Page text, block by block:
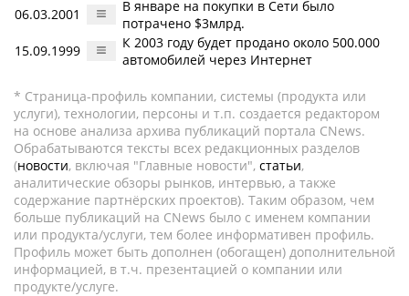
06.03.2001
В январе на покупки в Сети было
потрачено $3млрд.
15.09.1999
К 2003 году будет продано около 500.000
автомобилей через Интернет
* Страница-профиль компании, системы (продукта или
услуги), технологии, персоны и т.п. создается редактором
на основе анализа архива публикаций портала CNews.
Обрабатываются тексты всех редакционных разделов
(новости, включая "Главные новости", статьи,
аналитические обзоры рынков, интервью, а также
содержание партнёрских проектов). Таким образом, чем
больше публикаций на CNews было с именем компании
или продукта/услуги, тем более информативен профиль.
Профиль может быть дополнен (обогащен) дополнительной
информацией, в т.ч. презентацией о компании или
продукте/услуге.